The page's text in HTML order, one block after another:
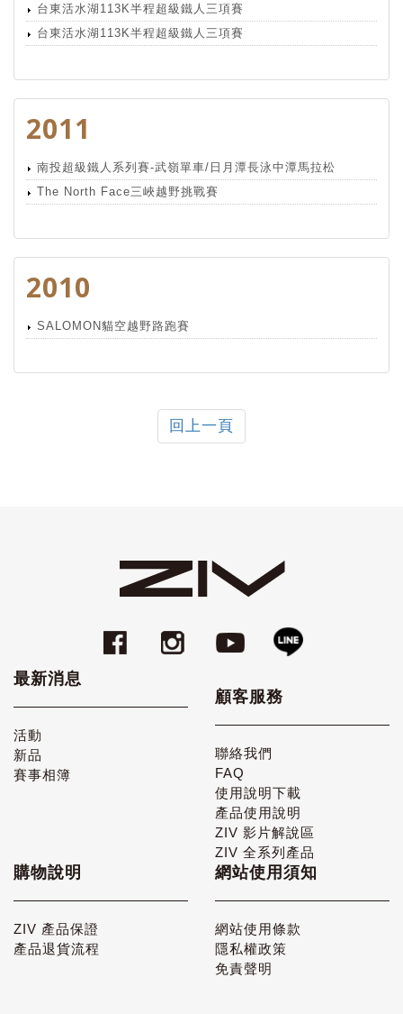
台東活水湖113K半程超級鐵人三項賽
台東活水湖113K半程超級鐵人三項賽
2011
南投超級鐵人系列賽-武嶺單車/日月潭長泳中潭馬拉松
The North Face三峽越野挑戰賽
2010
SALOMON貓空越野路跑賽
回上一頁
最新消息
活動
新品
賽事相簿
顧客服務
聯絡我們
FAQ
使用說明下載
產品使用說明
ZIV 影片解說區
ZIV 全系列產品
購物說明
ZIV 產品保證
產品退貨流程
網站使用須知
網站使用條款
隱私權政策
免責聲明